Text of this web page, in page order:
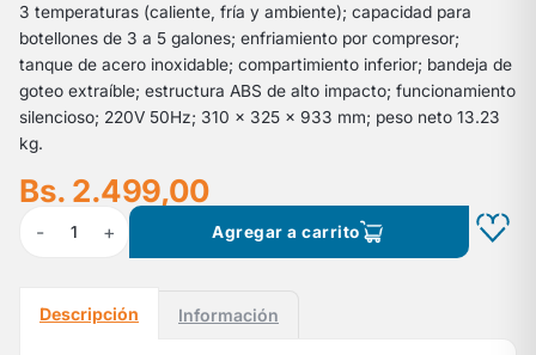
3 temperaturas (caliente, fría y ambiente); capacidad para
botellones de 3 a 5 galones; enfriamiento por compresor;
tanque de acero inoxidable; compartimiento inferior; bandeja de
goteo extraíble; estructura ABS de alto impacto; funcionamiento
silencioso; 220V 50Hz; 310 x 325 x 933 mm; peso neto 13.23
kg.
Bs. 2.499,00
- 1 + Agregar a carrito
Descripción Información